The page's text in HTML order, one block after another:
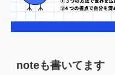
noteも書いてます